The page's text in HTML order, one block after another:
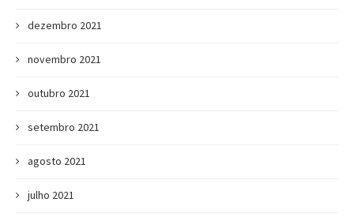
dezembro 2021
novembro 2021
outubro 2021
setembro 2021
agosto 2021
julho 2021